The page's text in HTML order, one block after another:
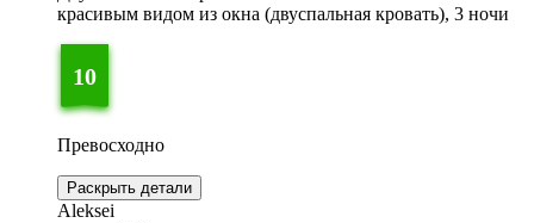
красивым видом из окна (двуспальная кровать), 3 ночи
10
Превосходно
Раскрыть детали
Aleksei